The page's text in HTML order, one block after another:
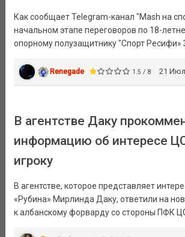
Как сообщает Telegram-канал "Mash на
начальном этапе переговоров по 18-
опорному полузащитнику "Спорт Ресифи»
Renegade 1.5 / 8 21
В агентстве Даку
информацию об интересе
игроку
В агентстве, которое представляет
«Рубина» Мирлинда Даку, ответили на
к албанскому форварду со стороны ПФК